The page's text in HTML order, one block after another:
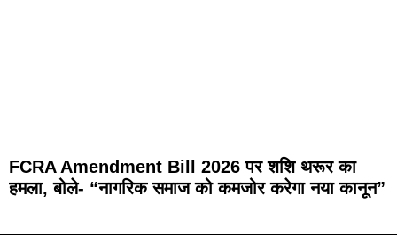
FCRA Amendment Bill 2026 पर शशि थरूर का
हमला, बोले- “नागरिक समाज को कमजोर करेगा नया कानून”